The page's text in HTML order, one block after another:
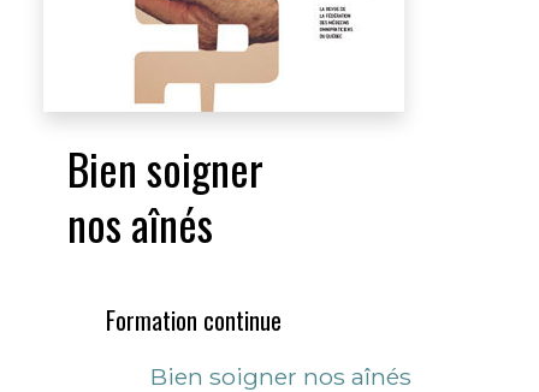
Bien soigner
nos aînés
Formation continue
Bien soigner nos aînés